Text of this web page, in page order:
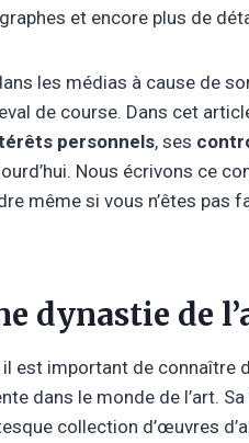
et encore plus de
les médias à cause de
de course. Dans cet
personnels, ses
Nous écrivons ce
même si vous n’êtes pas
dynastie de
il est important de connaître
dans le monde de l’art.
collection d’œuvres